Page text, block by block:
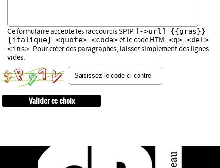
Ce formulaire accepte les raccourcis SPIP [->url] {{gras}}
{italique} <quote> <code>et le code HTML<q> <del>
<ins>. Pour créer des paragraphes, laissez simplement des lignes
vides.